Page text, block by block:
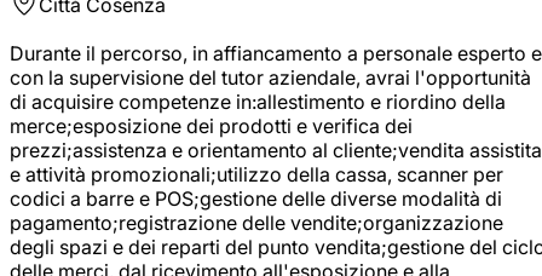
Durante il percorso, in affiancamento a personale esperto e
con la supervisione del tutor aziendale, avrai l'opportunità
di acquisire competenze in:allestimento e riordino della
merce;esposizione dei prodotti e verifica dei
prezzi;assistenza e orientamento al cliente;vendita assistita
e attività promozionali;utilizzo della cassa, scanner per
codici a barre e POS;gestione delle diverse modalità di
pagamento;registrazione delle vendite;organizzazione
degli spazi e dei reparti del punto vendita;gestione del
delle merci, dal ricevimento all'esposizione e alla